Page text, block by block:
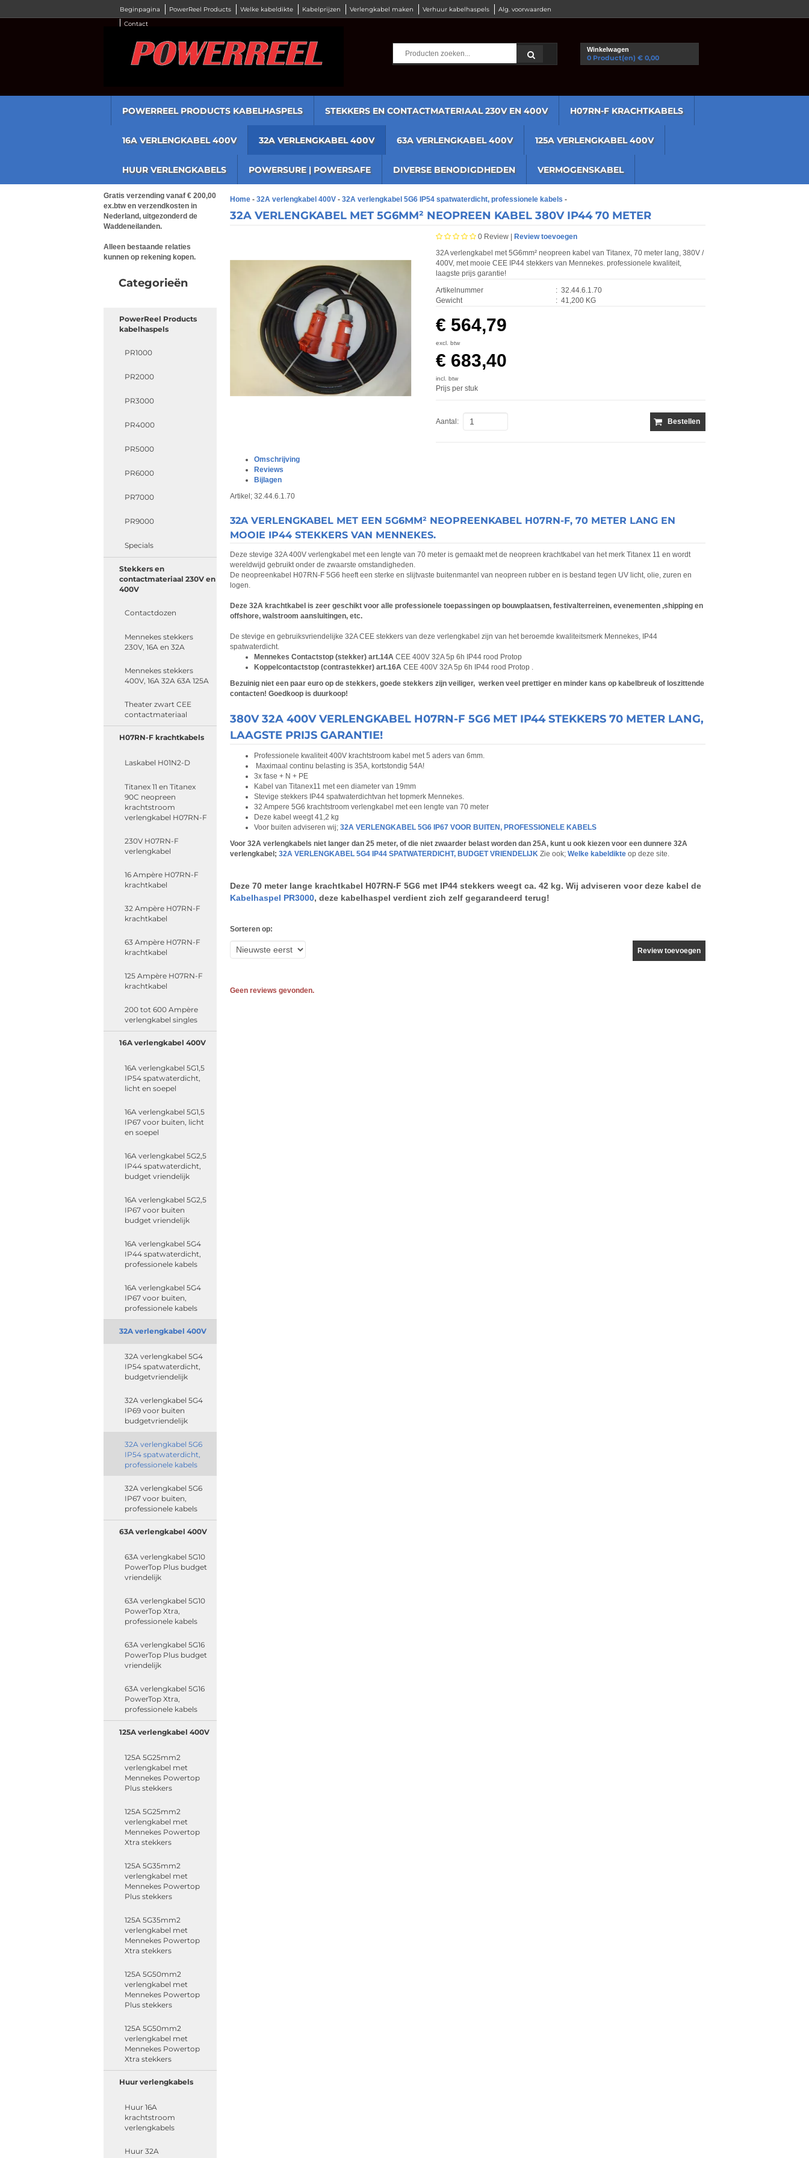
Beginpagina PowerReel Products Welke kabeldikte Kabelprijzen Verlengkabel maken Verhuur kabelhaspels
Alg. voorwaarden
Contact
Winkelwagen
0 Product(en) € 0,00
POWERREEL PRODUCTS KABELHASPELS STEKKERS EN CONTACTMATERIAAL 230V EN 400V H07RN-F KRACHTKABELS
16A VERLENGKABEL 400V 32A VERLENGKABEL 400V 63A VERLENGKABEL 400V 125A VERLENGKABEL 400V
HUUR VERLENGKABELS POWERSURE | POWERSAFE DIVERSE BENODIGDHEDEN VERMOGENSKABEL
​Gratis verzending vanaf € 200,00
ex.btw en verzendkosten in
Nederland, uitgezonderd de
Waddeneilanden.
Alleen bestaande relaties
kunnen op rekening kopen.
Categorieën
PowerReel Products
kabelhaspels
PR1000
PR2000
PR3000
PR4000
PR5000
PR6000
PR7000
PR9000
Specials
Stekkers en
contactmateriaal 230V en
400V
Contactdozen
Mennekes stekkers
230V, 16A en 32A
Mennekes stekkers
400V, 16A 32A 63A 125A
Theater zwart CEE
contactmateriaal
H07RN-F krachtkabels
Laskabel H01N2-D
Titanex 11 en Titanex
90C neopreen
krachtstroom
verlengkabel H07RN-F
230V H07RN-F
verlengkabel
16 Ampère H07RN-F
krachtkabel
32 Ampère H07RN-F
krachtkabel
63 Ampère H07RN-F
krachtkabel
125 Ampère H07RN-F
krachtkabel
200 tot 600 Ampère
verlengkabel singles
16A verlengkabel 400V
16A verlengkabel 5G1,5
IP54 spatwaterdicht,
licht en soepel
16A verlengkabel 5G1,5
IP67 voor buiten, licht
en soepel
16A verlengkabel 5G2,5
IP44 spatwaterdicht,
budget vriendelijk
16A verlengkabel 5G2,5
IP67 voor buiten
budget vriendelijk
16A verlengkabel 5G4
IP44 spatwaterdicht,
professionele kabels
16A verlengkabel 5G4
IP67 voor buiten,
professionele kabels
32A verlengkabel 400V
32A verlengkabel 5G4
IP54 spatwaterdicht,
budgetvriendelijk
32A verlengkabel 5G4
IP69 voor buiten
budgetvriendelijk
32A verlengkabel 5G6
IP54 spatwaterdicht,
professionele kabels
32A verlengkabel 5G6
IP67 voor buiten,
professionele kabels
63A verlengkabel 400V
63A verlengkabel 5G10
PowerTop Plus budget
vriendelijk
63A verlengkabel 5G10
PowerTop Xtra,
professionele kabels
63A verlengkabel 5G16
PowerTop Plus budget
vriendelijk
63A verlengkabel 5G16
PowerTop Xtra,
professionele kabels
125A verlengkabel 400V
125A 5G25mm2
verlengkabel met
Mennekes Powertop
Plus stekkers
125A 5G25mm2
verlengkabel met
Mennekes Powertop
Xtra stekkers
125A 5G35mm2
verlengkabel met
Mennekes Powertop
Plus stekkers
125A 5G35mm2
verlengkabel met
Mennekes Powertop
Xtra stekkers
125A 5G50mm2
verlengkabel met
Mennekes Powertop
Plus stekkers
125A 5G50mm2
verlengkabel met
Mennekes Powertop
Xtra stekkers
Huur verlengkabels
Huur 16A
krachtstroom
verlengkabels
Huur 32A
Home - 32A verlengkabel 400V - 32A verlengkabel 5G6 IP54 spatwaterdicht, professionele kabels -
32A VERLENGKABEL MET 5G6MM² NEOPREEN KABEL 380V IP44 70 METER
0Review |
Review toevoegen
32A verlengkabel met 5G6mm² neopreen kabel van Titanex, 70 meter lang, 380V /
400V, met mooie CEE IP44 stekkers van Mennekes. professionele kwaliteit,
laagste prijs garantie!
Artikelnummer
: 32.44.6.1.70
Gewicht
: 41,200 KG
€ 564,79
excl. btw
€ 683,40
incl. btw
Prijs per stuk
Aantal: Bestellen
Omschrijving
Reviews
Bijlagen
Artikel; 32.44.6.1.70
32A VERLENGKABEL MET EEN 5G6MM² NEOPREENKABEL H07RN-F, 70 METER LANG EN
MOOIE IP44 STEKKERS VAN MENNEKES.
Deze stevige 32A 400V verlengkabel met een lengte van 70 meter is gemaakt met de neopreen krachtkabel van het merk Titanex 11 en wordt
wereldwijd gebruikt onder de zwaarste omstandigheden.
De neopreenkabel H07RN-F 5G6 heeft een sterke en slijtvaste buitenmantel van neopreen rubber en is bestand tegen UV licht, olie, zuren en
logen.
Deze 32A krachtkabel is zeer geschikt voor alle professionele toepassingen op bouwplaatsen, festivalterreinen, evenementen ,shipping en
offshore, walstroom aansluitingen, etc.
De stevige en gebruiksvriendelijke 32A CEE stekkers van deze verlengkabel zijn van het beroemde kwaliteitsmerk Mennekes, IP44
spatwaterdicht.
Mennekes Contactstop (stekker) art.14A CEE 400V 32A 5p 6h IP44 rood Protop
Koppelcontactstop (contrastekker) art.16A CEE 400V 32A 5p 6h IP44 rood Protop .
Bezuinig niet een paar euro op de stekkers, goede stekkers zijn veiliger, werken veel prettiger en minder kans op kabelbreuk of loszittende
contacten! Goedkoop is duurkoop!
380V 32A 400V VERLENGKABEL H07RN-F 5G6 MET IP44 STEKKERS 70 METER LANG,
LAAGSTE PRIJS GARANTIE!
Professionele kwaliteit 400V krachtstroom kabel met 5 aders van 6mm.
Maximaal continu belasting is 35A, kortstondig 54A!
3x fase + N + PE
Kabel van Titanex11 met een diameter van 19mm
Stevige stekkers IP44 spatwaterdichtvan het topmerk Mennekes.
32 Ampere 5G6 krachtstroom verlengkabel met een lengte van 70 meter
Deze kabel weegt 41,2 kg
Voor buiten adviseren wij; 32A VERLENGKABEL 5G6 IP67 VOOR BUITEN, PROFESSIONELE KABELS
Voor 32A verlengkabels niet langer dan 25 meter, of die niet zwaarder belast worden dan 25A, kunt u ook kiezen voor een dunnere 32A
verlengkabel; 32A VERLENGKABEL 5G4 IP44 SPATWATERDICHT, BUDGET VRIENDELIJK​ Zie ook; Welke kabeldikte op deze site.
Deze 70 meter lange krachtkabel H07RN-F 5G6 met IP44 stekkers weegt ca. 42 kg. Wij adviseren voor deze kabel de
Kabelhaspel PR3000, deze kabelhaspel verdient zich zelf gegarandeerd terug!
Sorteren op:
Review toevoegen
Geen reviews gevonden.